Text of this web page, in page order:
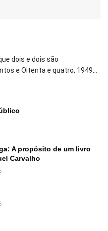
dois e dois são
e Oitenta e quatro, 1949...
A propósito de um livro
Carvalho